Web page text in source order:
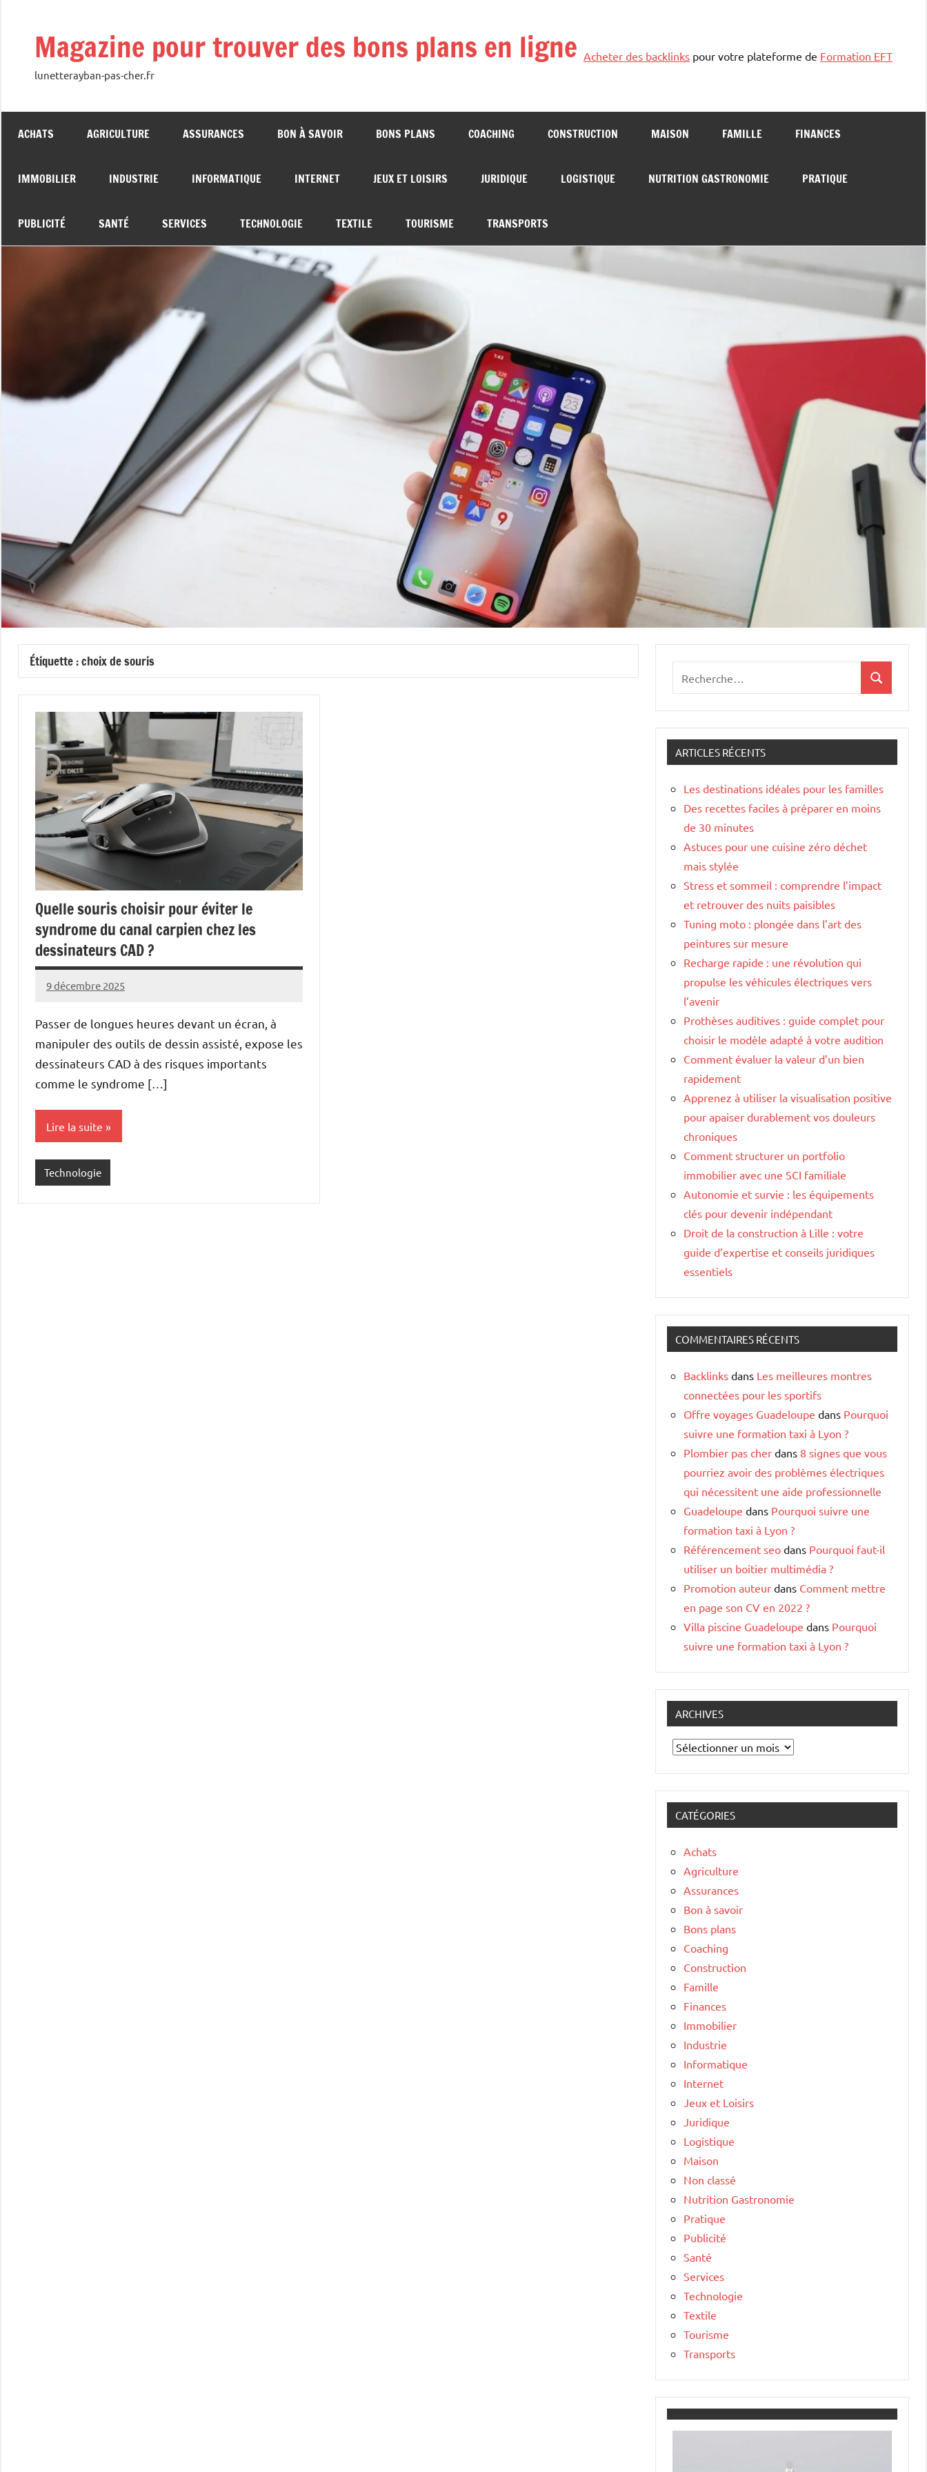
contenuMagazine pour trouver des bons plans en ligne
lunetterayban-pas-cher.fr
Acheter des backlinks pour votre plateforme de Formation EFT
ACHATS AGRICULTURE ASSURANCES BON À SAVOIR BONS PLANS COACHING CONSTRUCTION MAISON FAMILLE FINANCES
IMMOBILIER INDUSTRIE INFORMATIQUE INTERNET JEUX ET LOISIRS JURIDIQUE LOGISTIQUE NUTRITION GASTRONOMIE PRATIQUE
PUBLICITÉ SANTÉ SERVICES TECHNOLOGIE TEXTILE TOURISME TRANSPORTS
Étiquette :choix de souris
Quelle souris choisir pour éviter le
syndrome du canal carpien chez les
dessinateurs CAD ?
9 décembre 2025
Marise
Aucun
Passer de longues heures devant un écran, à
manipuler des outils de dessin assisté, expose les
dessinateurs CAD à des risques importants
comme le syndrome […]
Lire la suite
Technologie
pour
:
Recherche
ARTICLES RÉCENTS
Les destinations idéales pour les familles
Des recettes faciles à préparer en moins
de 30 minutes
Astuces pour une cuisine zéro déchet
mais stylée
Stress et sommeil : comprendre l’impact
et retrouver des nuits paisibles
Tuning moto : plongée dans l’art des
peintures sur mesure
Recharge rapide : une révolution qui
propulse les véhicules électriques vers
l’avenir
Prothèses auditives : guide complet pour
choisir le modèle adapté à votre audition
Comment évaluer la valeur d’un bien
rapidement
Apprenez à utiliser la visualisation positive
pour apaiser durablement vos douleurs
chroniques
Comment structurer un portfolio
immobilier avec une SCI familiale
Autonomie et survie : les équipements
clés pour devenir indépendant
Droit de la construction à Lille : votre
guide d’expertise et conseils juridiques
essentiels
COMMENTAIRES RÉCENTS
Backlinks dans Les meilleures montres
connectées pour les sportifs
Offre voyages Guadeloupe dans Pourquoi
suivre une formation taxi à Lyon ?
Plombier pas cher dans 8 signes que vous
pourriez avoir des problèmes électriques
qui nécessitent une aide professionnelle
Guadeloupe dans Pourquoi suivre une
formation taxi à Lyon ?
Référencement seo dans Pourquoi faut-il
utiliser un boitier multimédia ?
Promotion auteur dans Comment mettre
en page son CV en 2022 ?
Villa piscine Guadeloupe dans Pourquoi
suivre une formation taxi à Lyon ?
ARCHIVES
Archives
CATÉGORIES
Achats
Agriculture
Assurances
Bon à savoir
Bons plans
Coaching
Construction
Famille
Finances
Immobilier
Industrie
Informatique
Internet
Jeux et Loisirs
Juridique
Logistique
Maison
Non classé
Nutrition Gastronomie
Pratique
Publicité
Santé
Services
Technologie
Textile
Tourisme
Transports